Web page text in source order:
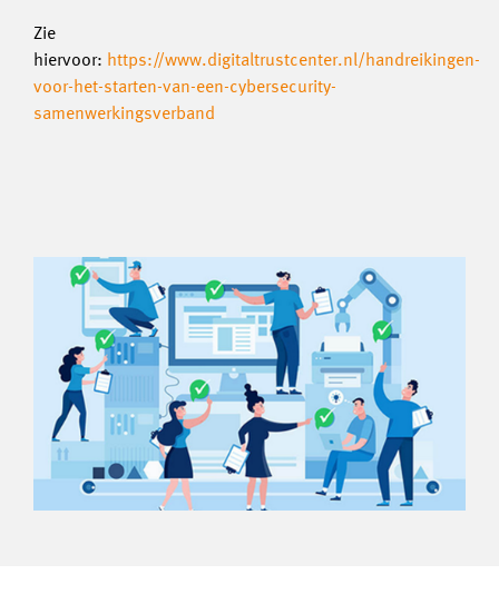
Zie
hiervoor: https://www.digitaltrustcenter.nl/handreikingen-
voor-het-starten-van-een-cybersecurity-
samenwerkingsverband